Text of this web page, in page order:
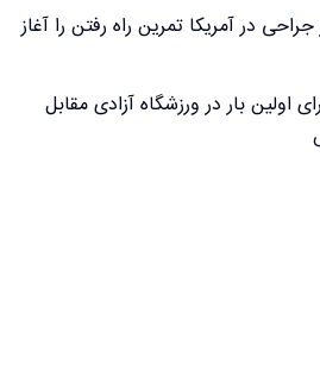
در آمریکا تمرین راه رفتن را آغاز
اولین بار در ورزشگاه آزادی مقابل